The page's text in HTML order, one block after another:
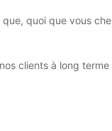
que, quoi que vous
clients à long